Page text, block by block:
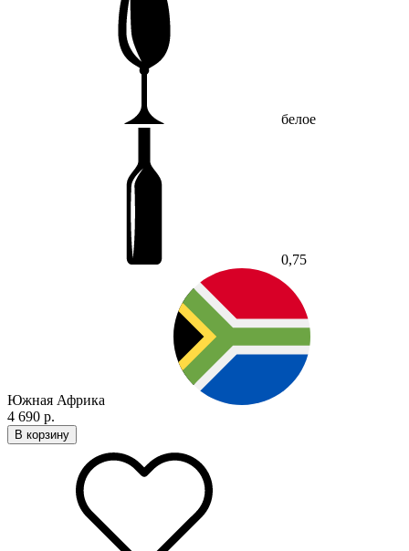
белое
0,75
Южная Африка
4 690 р.
В корзину